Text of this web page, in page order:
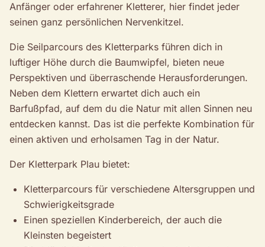
Anfänger oder erfahrener Kletterer, hier findet jeder
seinen ganz persönlichen Nervenkitzel.
Die Seilparcours des Kletterparks führen dich in
luftiger Höhe durch die Baumwipfel, bieten neue
Perspektiven und überraschende Herausforderungen.
Neben dem Klettern erwartet dich auch ein
Barfußpfad, auf dem du die Natur mit allen Sinnen neu
entdecken kannst. Das ist die perfekte Kombination für
einen aktiven und erholsamen Tag in der Natur.
Der Kletterpark Plau bietet:
Kletterparcours für verschiedene Altersgruppen und
Schwierigkeitsgrade
Einen speziellen Kinderbereich, der auch die
Kleinsten begeistert